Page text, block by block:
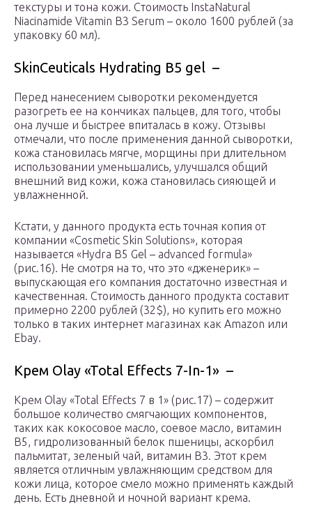
текстуры и тона кожи. Стоимость InstaNatural
Niacinamide Vitamin B3 Serum – около 1600 рублей (за
упаковку 60 мл).
SkinCeuticals Hydrating B5 gel –
Перед нанесением сыворотки рекомендуется
разогреть ее на кончиках пальцев, для того, чтобы
она лучше и быстрее впиталась в кожу. Отзывы
отмечали, что после применения данной сыворотки,
кожа становилась мягче, морщины при длительном
использовании уменьшались, улучшался общий
внешний вид кожи, кожа становилась сияющей и
увлажненной.
Кстати, у данного продукта есть точная копия от
компании «Cosmetic Skin Solutions», которая
называется «Hydra B5 Gel – advanced formula»
(рис.16). Не смотря на то, что это «дженерик» –
выпускающая его компания достаточно известная и
качественная. Стоимость данного продукта составит
примерно 2200 рублей (32$), но купить его можно
только в таких интернет магазинах как Amazon или
Ebay.
Крем Olay «Total Effects 7-In-1» –
Крем Olay «Total Effects 7 в 1» (рис.17) – содержит
большое количество смягчающих компонентов,
таких как кокосовое масло, соевое масло, витамин
В5, гидролизованный белок пшеницы, аскорбил
пальмитат, зеленый чай, витамин В3. Этот крем
является отличным увлажняющим средством для
кожи лица, которое смело можно применять каждый
день. Есть дневной и ночной вариант крема.